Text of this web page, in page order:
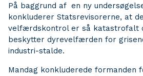
På baggrund af en ny
konkluderer Statsrevisorerne, at
velfærdskontrol er så katastrofalt
beskytter dyrevelfærden for
industri-stalde.
Mandag konkluderede formanden